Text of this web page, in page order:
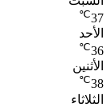
37
℃
الأحد
36
℃
الأثنين
38
℃
الثلاثاء